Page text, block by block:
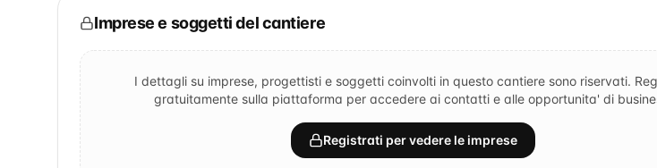
Imprese e soggetti del cantiere
I dettagli su imprese, progettisti e soggetti coinvolti in questo cantiere sono riservati.
gratuitamente sulla piattaforma per accedere ai contatti e alle opportunita' di
Registrati per vedere le imprese